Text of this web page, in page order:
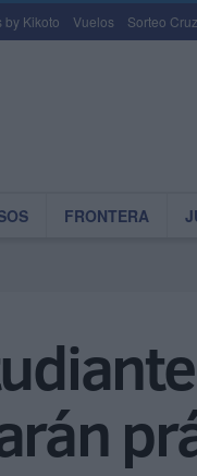
by Kikoto Vuelos Sorteo
FRONTERA